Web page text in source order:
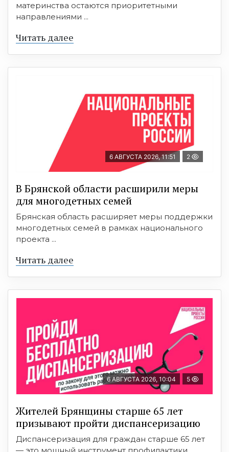
материнства остаются приоритетными
направлениями ...
Читать далее
6 АВГУСТА 2026, 11:51 2
В Брянской области расширили меры
для многодетных семей
Брянская область расширяет меры поддержки
многодетных семей в рамках национального
проекта ...
Читать далее
6 АВГУСТА 2026, 10:04 5
Жителей Брянщины старше 65 лет
призывают пройти диспансеризацию
Диспансеризация для граждан старше 65 лет